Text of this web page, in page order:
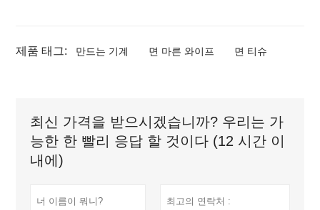
제품 태그: 만드는 기계 면 마른 와이프 면 티슈
최신 가격을 받으시겠습니까? 우리는 가
능한 한 빨리 응답 할 것이다 (12 시간 이
내에)